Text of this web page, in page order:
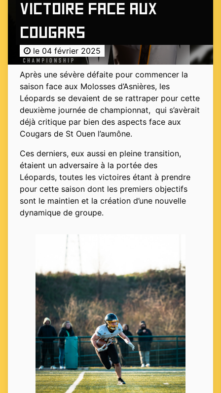
Victoire face aux
Cougars
le 04 février 2025
Après une sévère défaite pour commencer la
saison face aux Molosses d’Asnières, les
Léopards se devaient de se rattraper pour cette
deuxième journée de championnat, qui s’avèrait
déjà critique par bien des aspects face aux
Cougars de St Ouen l’aumône.
Ces derniers, eux aussi en pleine transition,
étaient un adversaire à la portée des
Léopards, toutes les victoires étant à prendre
pour cette saison dont les premiers objectifs
sont le maintien et la création d’une nouvelle
dynamique de groupe.